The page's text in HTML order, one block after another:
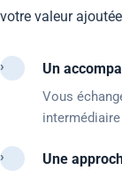
votre valeur
› Un
Vous
› Une